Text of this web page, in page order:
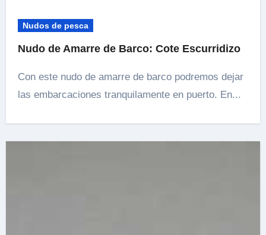
Nudos de pesca
Nudo de Amarre de Barco: Cote Escurridizo
Con este nudo de amarre de barco podremos dejar
las embarcaciones tranquilamente en puerto. En...